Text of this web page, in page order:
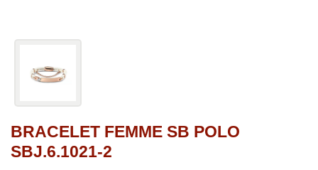
BRACELET FEMME SB POLO
SBJ.6.1021-2